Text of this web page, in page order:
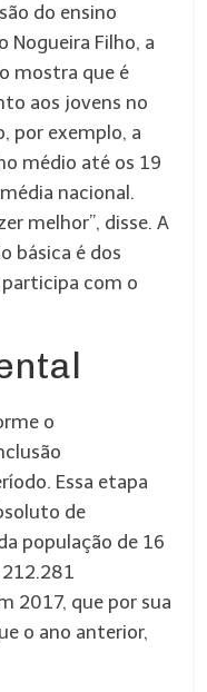
do ensino
Nogueira Filho, a
mostra que é
aos jovens no
por exemplo, a
médio até os 19
nacional.
melhor”, disse. A
básica é dos
com o
o
Essa etapa
de
população de 16
2017, que por sua
o ano anterior,